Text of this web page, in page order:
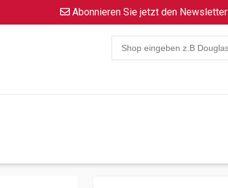
Abonnieren Sie jetzt den Newsletter